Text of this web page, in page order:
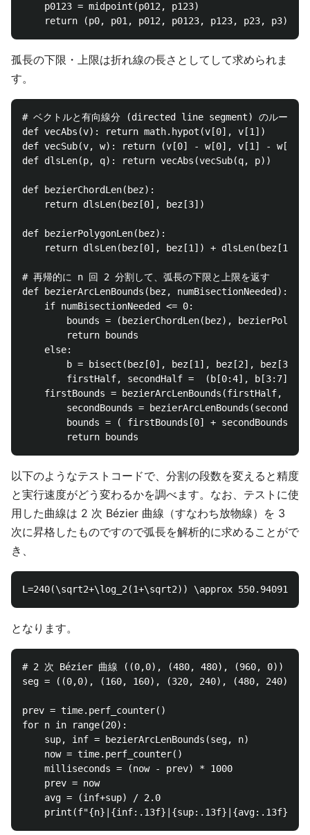
    p0123 = midpoint(p012, p123)
孤長の下限・上限は折れ線の長さとしてして求められま
す。
# ベクトルと有向線分 (directed line segment) のルーチン
def vecAbs(v): return math.hypot(v[0], v[1])
def vecSub(v, w): return (v[0] - w[0], v[1] - w[1])
def dlsLen(p, q): return vecAbs(vecSub(q, p))
def bezierChordLen(bez):
    return dlsLen(bez[0], bez[3])
def bezierPolygonLen(bez):
return dlsLen(bez[0], bez[1]) + dlsLen(bez[1],
# 再帰的に n 回 2 分割して、弧長の下限と上限を返す
def bezierArcLenBounds(bez, numBisectionNeeded):
    if numBisectionNeeded <= 0:
bounds = (bezierChordLen(bez),
        return bounds
    else:
        b = bisect(bez[0], bez[1], bez[2], bez[3])
        firstHalf, secondHalf =  (b[0:4], b[3:7])
secondBounds =
bounds = ( firstBounds[0] +
以下のようなテストコードで、分割の段数を変えると精度
と実行速度がどう変わるかを調べます。なお、テストに使
用した曲線は 2 次 Bézier 曲線（すなわち放物線）を 3
次に昇格したものですので弧長を解析的に求めることがで
き、
となります。
# 2 次 Bézier 曲線 ((0,0), (480, 480), (960, 0)) を 3
seg = ((0,0), (160, 160), (320, 240), (480, 240))
prev = time.perf_counter()
for n in range(20):
    sup, inf = bezierArcLenBounds(seg, n)
    now = time.perf_counter()
    milliseconds = (now - prev) * 1000
    prev = now
    avg = (inf+sup) / 2.0